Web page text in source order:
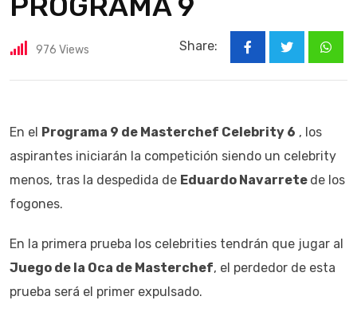
976 Views Share:
En el Programa 9 de Masterchef Celebrity 6 , los
aspirantes iniciarán la competición siendo un celebrity
menos, tras la despedida de Eduardo Navarrete de los
fogones.
En la primera prueba los celebrities tendrán que jugar al
Juego de la Oca de Masterchef, el perdedor de esta
prueba será el primer expulsado.